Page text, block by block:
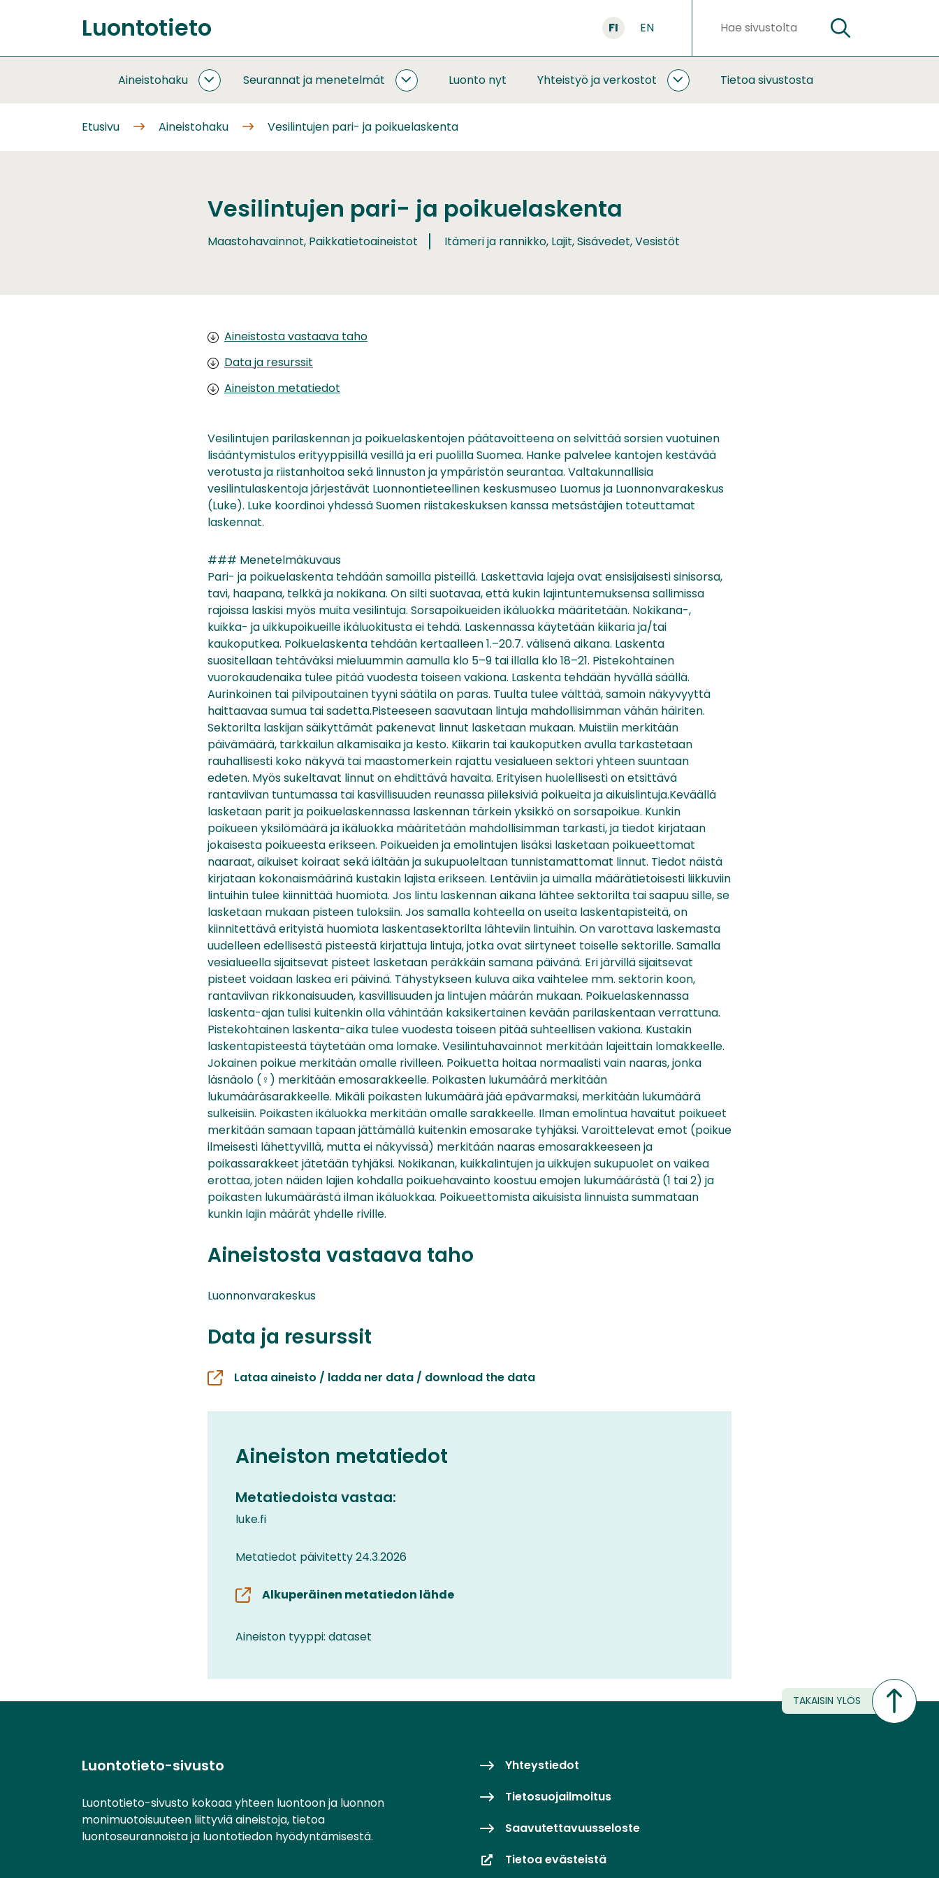
sisältöön
Etusivu
Luontotieto FI EN Hakusanat HAE
Aineistohaku
AINEISTOHAKU
Seurannat ja menetelmät
SEURANNAT
ALASIVUT
Luonto nyt Yhteistyö ja verkostot
YHTEISTYÖTietoa sivustosta
Etusivu Aineistohaku Vesilintujen pari- ja poikuelaskenta
Vesilintujen pari- ja poikuelaskenta
Maastohavainnot, Paikkatietoaineistot Itämeri ja rannikko, Lajit, Sisävedet, Vesistöt
Aineistosta vastaava taho
Data ja resurssit
Aineiston metatiedot
Vesilintujen parilaskennan ja poikuelaskentojen päätavoitteena on selvittää sorsien vuotuinen
lisääntymistulos erityyppisillä vesillä ja eri puolilla Suomea. Hanke palvelee kantojen kestävää
verotusta ja riistanhoitoa sekä linnuston ja ympäristön seurantaa. Valtakunnallisia
vesilintulaskentoja järjestävät Luonnontieteellinen keskusmuseo Luomus ja Luonnonvarakeskus
(Luke). Luke koordinoi yhdessä Suomen riistakeskuksen kanssa metsästäjien toteuttamat
laskennat.
### Menetelmäkuvaus
Pari- ja poikuelaskenta tehdään samoilla pisteillä. Laskettavia lajeja ovat ensisijaisesti sinisorsa,
tavi, haapana, telkkä ja nokikana. On silti suotavaa, että kukin lajintuntemuksensa sallimissa
rajoissa laskisi myös muita vesilintuja. Sorsapoikueiden ikäluokka määritetään. Nokikana-,
kuikka- ja uikkupoikueille ikäluokitusta ei tehdä. Laskennassa käytetään kiikaria ja/tai
kaukoputkea. Poikuelaskenta tehdään kertaalleen 1.–20.7. välisenä aikana. Laskenta
suositellaan tehtäväksi mieluummin aamulla klo 5–9 tai illalla klo 18–21. Pistekohtainen
vuorokaudenaika tulee pitää vuodesta toiseen vakiona. Laskenta tehdään hyvällä säällä.
Aurinkoinen tai pilvipoutainen tyyni säätila on paras. Tuulta tulee välttää, samoin näkyvyyttä
haittaavaa sumua tai sadetta.Pisteeseen saavutaan lintuja mahdollisimman vähän häiriten.
Sektorilta laskijan säikyttämät pakenevat linnut lasketaan mukaan. Muistiin merkitään
päivämäärä, tarkkailun alkamisaika ja kesto. Kiikarin tai kaukoputken avulla tarkastetaan
rauhallisesti koko näkyvä tai maastomerkein rajattu vesialueen sektori yhteen suuntaan
edeten. Myös sukeltavat linnut on ehdittävä havaita. Erityisen huolellisesti on etsittävä
rantaviivan tuntumassa tai kasvillisuuden reunassa piileksiviä poikueita ja aikuislintuja.Keväällä
lasketaan parit ja poikuelaskennassa laskennan tärkein yksikkö on sorsapoikue. Kunkin
poikueen yksilömäärä ja ikäluokka määritetään mahdollisimman tarkasti, ja tiedot kirjataan
jokaisesta poikueesta erikseen. Poikueiden ja emolintujen lisäksi lasketaan poikueettomat
naaraat, aikuiset koiraat sekä iältään ja sukupuoleltaan tunnistamattomat linnut. Tiedot näistä
kirjataan kokonaismäärinä kustakin lajista erikseen. Lentäviin ja uimalla määrätietoisesti liikkuviin
lintuihin tulee kiinnittää huomiota. Jos lintu laskennan aikana lähtee sektorilta tai saapuu sille, se
lasketaan mukaan pisteen tuloksiin. Jos samalla kohteella on useita laskentapisteitä, on
kiinnitettävä erityistä huomiota laskentasektorilta lähteviin lintuihin. On varottava laskemasta
uudelleen edellisestä pisteestä kirjattuja lintuja, jotka ovat siirtyneet toiselle sektorille. Samalla
vesialueella sijaitsevat pisteet lasketaan peräkkäin samana päivänä. Eri järvillä sijaitsevat
pisteet voidaan laskea eri päivinä. Tähystykseen kuluva aika vaihtelee mm. sektorin koon,
rantaviivan rikkonaisuuden, kasvillisuuden ja lintujen määrän mukaan. Poikuelaskennassa
laskenta-ajan tulisi kuitenkin olla vähintään kaksikertainen kevään parilaskentaan verrattuna.
Pistekohtainen laskenta-aika tulee vuodesta toiseen pitää suhteellisen vakiona. Kustakin
laskentapisteestä täytetään oma lomake. Vesilintuhavainnot merkitään lajeittain lomakkeelle.
Jokainen poikue merkitään omalle rivilleen. Poikuetta hoitaa normaalisti vain naaras, jonka
läsnäolo (♀) merkitään emosarakkeelle. Poikasten lukumäärä merkitään
lukumääräsarakkeelle. Mikäli poikasten lukumäärä jää epävarmaksi, merkitään lukumäärä
sulkeisiin. Poikasten ikäluokka merkitään omalle sarakkeelle. Ilman emolintua havaitut poikueet
merkitään samaan tapaan jättämällä kuitenkin emosarake tyhjäksi. Varoittelevat emot (poikue
ilmeisesti lähettyvillä, mutta ei näkyvissä) merkitään naaras emosarakkeeseen ja
poikassarakkeet jätetään tyhjäksi. Nokikanan, kuikkalintujen ja uikkujen sukupuolet on vaikea
erottaa, joten näiden lajien kohdalla poikuehavainto koostuu emojen lukumäärästä (1 tai 2) ja
poikasten lukumäärästä ilman ikäluokkaa. Poikueettomista aikuisista linnuista summataan
kunkin lajin määrät yhdelle riville.
Aineistosta vastaava taho
Luonnonvarakeskus
Data ja resurssit
Lataa aineisto / ladda ner data / download the data
Aineiston metatiedot
Metatiedoista vastaa:
luke.fi
Metatiedot päivitetty 24.3.2026
Alkuperäinen metatiedon lähde
Aineiston tyyppi: dataset
TAKAISIN YLÖS
Luontotieto-sivusto
Luontotieto-sivusto kokoaa yhteen luontoon ja luonnon
monimuotoisuuteen liittyviä aineistoja, tietoa
luontoseurannoista ja luontotiedon hyödyntämisestä.
Yhteystiedot
Tietosuojailmoitus
Saavutettavuusseloste
Tietoa evästeistä